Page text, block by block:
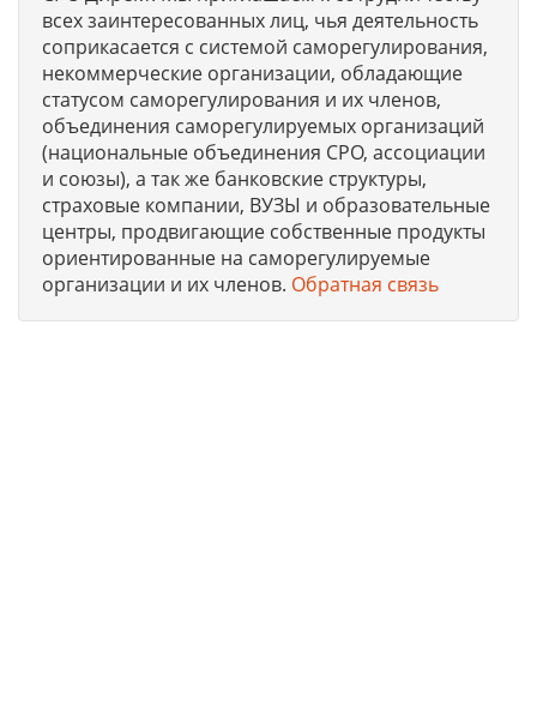
всех заинтересованных лиц, чья деятельность
соприкасается с системой саморегулирования,
некоммерческие организации, обладающие
статусом саморегулирования и их членов,
объединения саморегулируемых организаций
(национальные объединения СРО, ассоциации
и союзы), а так же банковские структуры,
страховые компании, ВУЗЫ и образовательные
центры, продвигающие собственные продукты
ориентированные на саморегулируемые
организации и их членов. Обратная связь